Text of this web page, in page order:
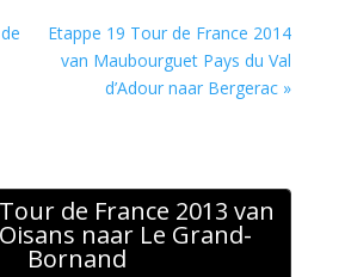
Etappe 19 Tour de France 2014
van Maubourguet Pays du Val
d’Adour naar Bergerac »
de France 2013 van
naar Le Grand-
Bornand